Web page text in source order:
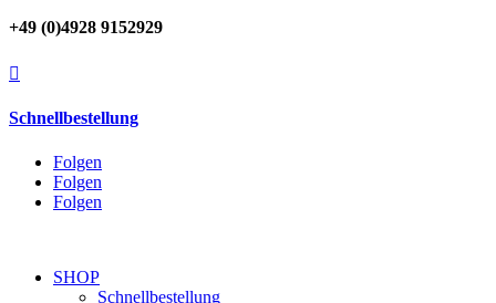
+49 (0)4928 9152929

Schnellbestellung
Folgen
Folgen
Folgen
SHOP
Schnellbestellung